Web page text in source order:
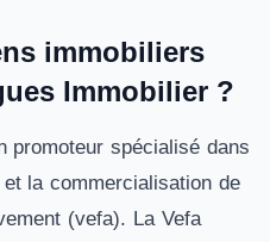
immobiliers
Immobilier ?
promoteur spécialisé dans
la commercialisation de
(vefa). La Vefa